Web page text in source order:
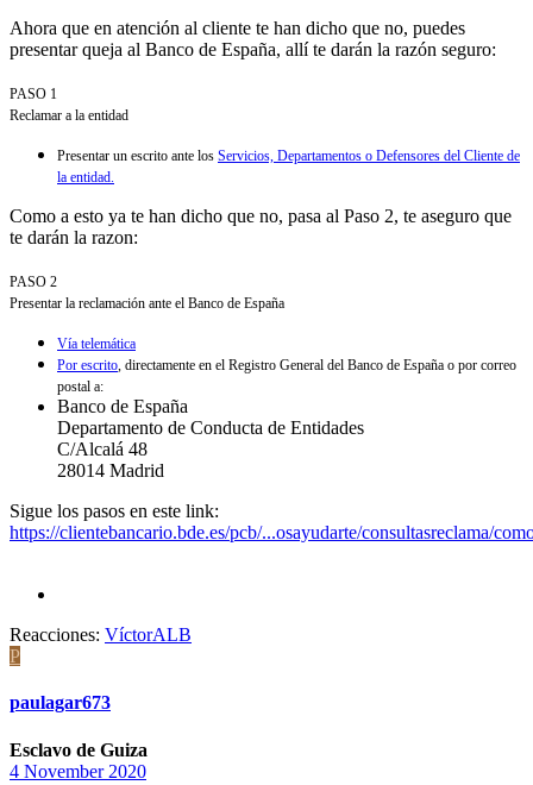
Ahora que en atención al cliente te han dicho que no, puedes
presentar queja al Banco de España, allí te darán la razón seguro:
PASO 1
Reclamar a la entidad
Presentar un escrito ante los Servicios, Departamentos o Defensores del Cliente de
la entidad.
Como a esto ya te han dicho que no, pasa al Paso 2, te aseguro que
te darán la razon:
PASO 2
Presentar la reclamación ante el Banco de España
Vía telemática
Por escrito, directamente en el Registro General del Banco de España o por correo
postal a:
Banco de España
Departamento de Conducta de Entidades
C/Alcalá 48
28014 Madrid
Sigue los pasos en este link:
https://clientebancario.bde.es/pcb/...osayudarte/consultasreclama/
Reacciones: VíctorALB
P
paulagar673
Esclavo de Guiza
4 November 2020